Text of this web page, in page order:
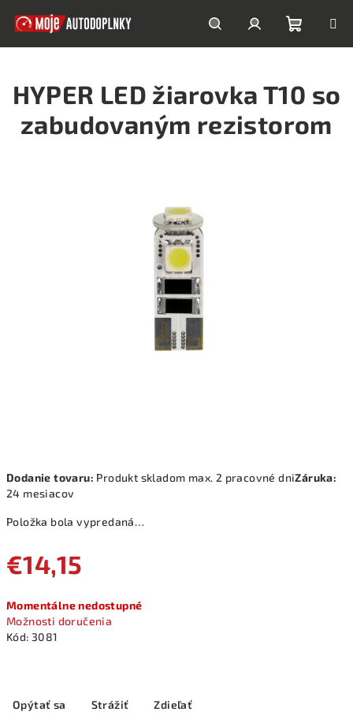
HľadaťPrihlásenie
košík
Dodanie tovaru: Produkt skladom max. 2 pracovné dniZáruka:
24 mesiacov
Položka bola vypredaná…
€14,15
cena:
Momentálne nedostupné
Možnosti doručenia
Kód: 3081
Opýtať sa Strážiť Zdieľať
HYPER LED žiarovka T10 so
zabudovaným rezistorom